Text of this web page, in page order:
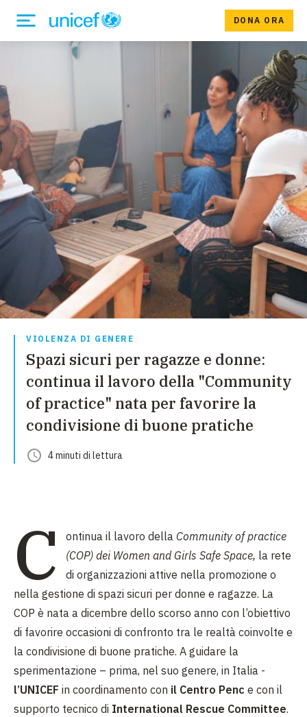
DONA ORA
VIOLENZA DI GENERE
Spazi sicuri per ragazze e donne:
continua il lavoro della "Community
of practice" nata per favorire la
condivisione di buone pratiche
4minuti di lettura
C ontinua il lavoro della Community of practice
(COP) dei Women and Girls Safe Space, la rete
di organizzazioni attive nella promozione o
nella gestione di spazi sicuri per donne e ragazze. La
COP è nata a dicembre dello scorso anno con l’obiettivo
di favorire occasioni di confronto tra le realtà coinvolte e
la condivisione di buone pratiche. A guidare la
sperimentazione – prima, nel suo genere, in Italia -
l’UNICEF in coordinamento con il Centro Penc e con il
supporto tecnico di International Rescue Committee.